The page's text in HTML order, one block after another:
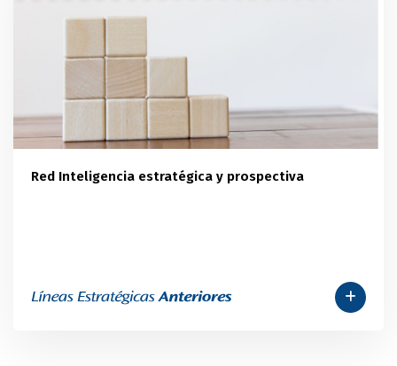
Red Inteligencia estratégica y prospectiva